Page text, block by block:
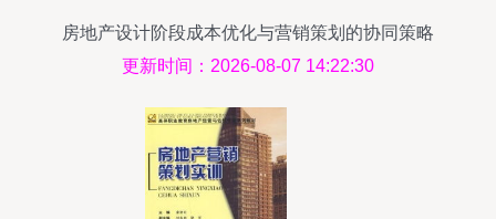
房地产设计阶段成本优化与营销策划的协同策略
更新时间：2026-08-07 14:22:30